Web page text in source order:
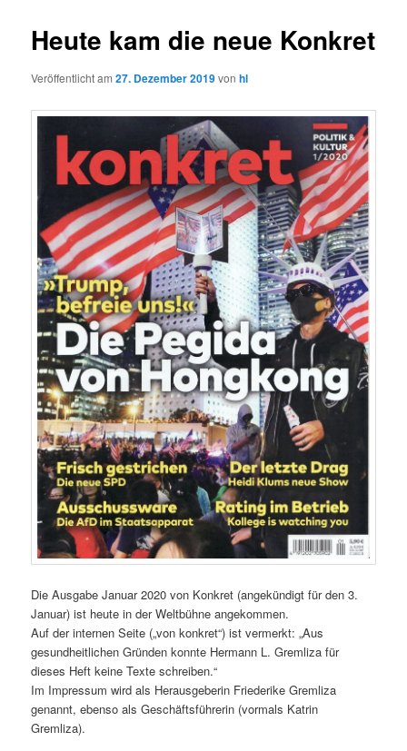
Heute kam die neue Konkret
Veröffentlicht am27. Dezember 2019vonhl
Die Ausgabe Januar 2020 von Konkret (angekündigt für den 3.
Januar) ist heute in der Weltbühne angekommen.
Auf der internen Seite („von konkret“) ist vermerkt: „Aus
gesundheitlichen Gründen konnte Hermann L. Gremliza für
dieses Heft keine Texte schreiben.“
Im Impressum wird als Herausgeberin Friederike Gremliza
genannt, ebenso als Geschäftsführerin (vormals Katrin
Gremliza).